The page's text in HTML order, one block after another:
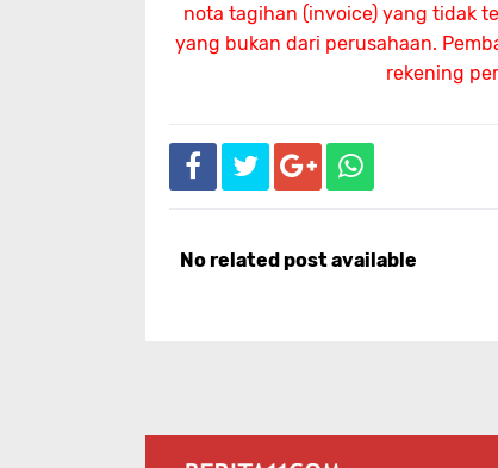
nota tagihan (invoice) yang tidak
yang bukan dari perusahaan.
rekening
No related post available